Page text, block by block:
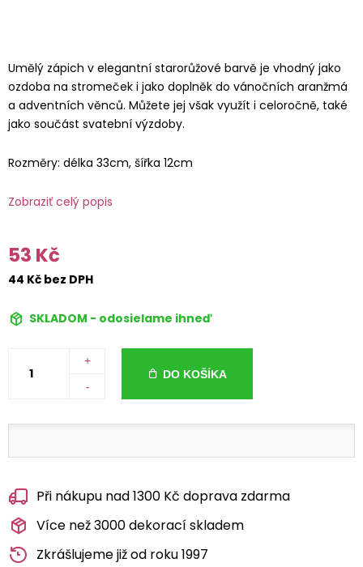
Umělý zápich v elegantní starorůžové barvě je vhodný jako
ozdoba na stromeček i jako doplněk do vánočních aranžmá
a adventních věnců. Můžete jej však využít i celoročně, také
jako součást svatební výzdoby.
Rozměry: délka 33cm, šířka 12cm
Zobraziť celý popis
53 Kč
44 Kč bez DPH
SKLADOM - odosielame ihneď
+
-
DO KOŠÍKA
Při nákupu nad 1300 Kč doprava zdarma
Více než 3000 dekorací skladem
Zkrášlujeme již od roku 1997